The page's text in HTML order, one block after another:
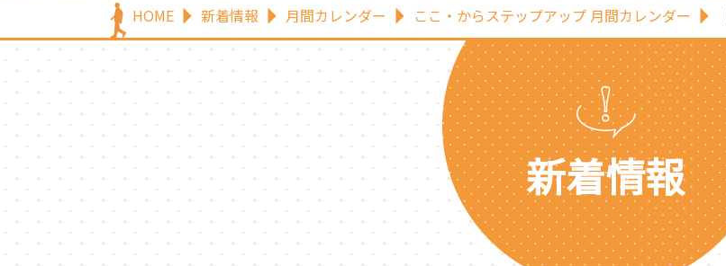
HOME 新着情報 月間カレンダー ここ・からステップアップ 月間カレンダー
新着情報